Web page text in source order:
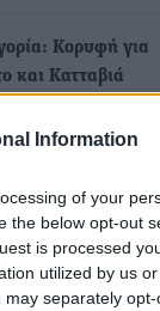
Information
of your
the below opt-out
is processed
utilized by us
separately
Κορυφή για
και Κατταβιά
οδηγούν την